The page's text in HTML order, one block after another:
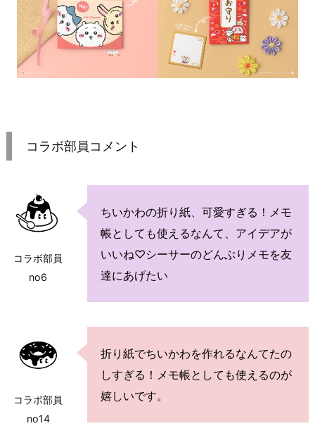
コラボ部員コメント
コラボ部員
no6
ちいかわの折り紙、可愛すぎる！メモ
帳としても使えるなんて、アイデアが
いいね♡シーサーのどんぶりメモを友
達にあげたい
コラボ部員
no14
折り紙でちいかわを作れるなんてたの
しすぎる！メモ帳としても使えるのが
嬉しいです。